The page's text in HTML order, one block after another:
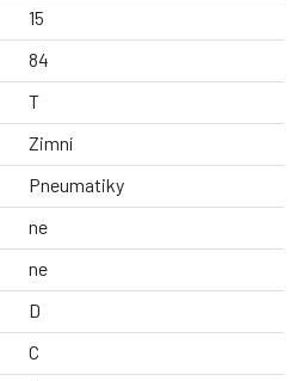
15
84
T
Zimní
Pneumatiky
ne
ne
D
C